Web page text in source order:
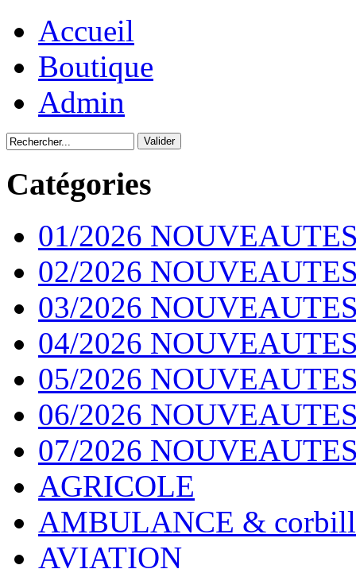
Accueil
Boutique
Admin
Catégories
01/2026
02/2026
03/2026
04/2026
05/2026
06/2026
07/2026
AGRICOLE
AMBULANCE &
AVIATION